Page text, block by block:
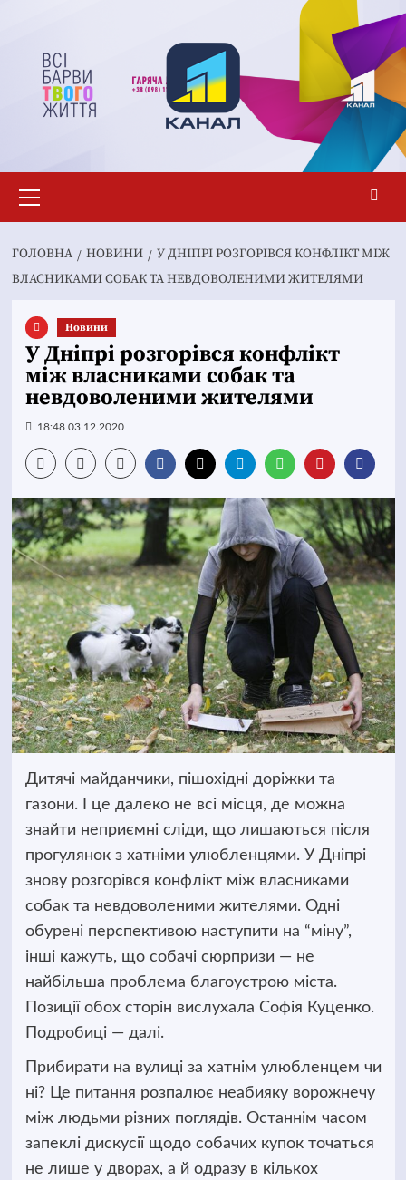
вмісту
меню
ГОЛОВНА НОВИНИ
У ДНІПРІ РОЗГОРІВСЯ КОНФЛІКТ МІЖ
ВЛАСНИКАМИ СОБАК ТА НЕВДОВОЛЕНИМИ ЖИТЕЛЯМИ
Новини
У Дніпрі розгорівся конфлікт
між власниками собак та
невдоволеними жителями
18:48 03.12.2020
Дитячі майданчики, пішохідні доріжки та
газони. І це далеко не всі місця, де можна
знайти неприємні сліди, що лишаються після
прогулянок з хатніми улюбленцями. У Дніпрі
знову розгорівся конфлікт між власниками
собак та невдоволеними жителями. Одні
обурені перспективою наступити на “міну”,
інші кажуть, що собачі сюрпризи — не
найбільша проблема благоустрою міста.
Позиції обох сторін вислухала Софія Куценко.
Подробиці — далі.
Прибирати на вулиці за хатнім улюбленцем чи
ні? Це питання розпалює неабияку ворожнечу
між людьми різних поглядів. Останнім часом
запеклі дискусії щодо собачих купок точаться
не лише у дворах, а й одразу в кількох